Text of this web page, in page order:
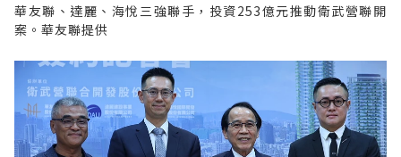
華友聯、達麗、海悅三強聯手，投資253億元推動衛武營聯開
案。華友聯提供